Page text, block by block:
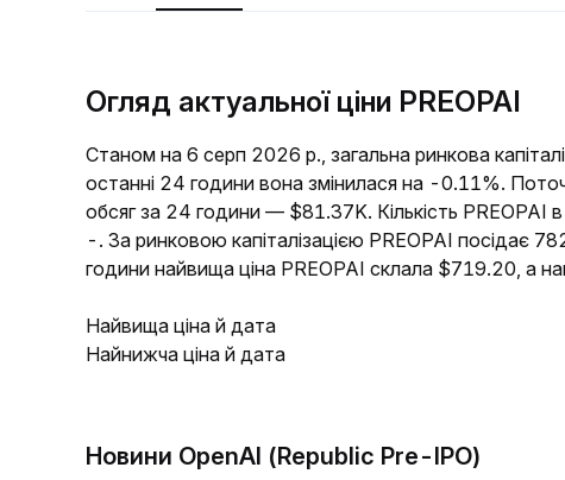
Огляд актуальної ціни PREOPAI
Станом на 6 серп 2026 р., загальна ринкова
останні 24 години вона змінилася на -0.11%.
обсяг за 24 години — $81.37K. Кількість PREOPAI
-. За ринковою капіталізацією PREOPAI посідає
години найвища ціна PREOPAI склала $719.20, а
Найвища ціна й дата
Найнижча ціна й дата
Новини OpenAI (Republic Pre-IPO)